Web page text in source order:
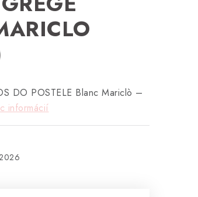
DO POSTELE Blanc Mariclò –
informácií